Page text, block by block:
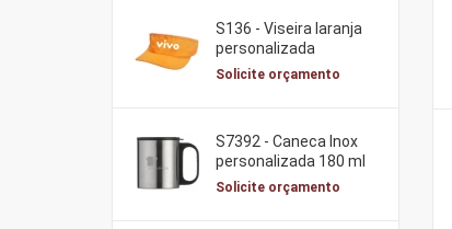
S136 - Viseira laranja
personalizada
Solicite orçamento
S7392 - Caneca Inox
personalizada 180 ml
Solicite orçamento